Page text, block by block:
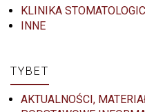
KLINIKA
INNE
TYBET
AKTUALNOŚCI,